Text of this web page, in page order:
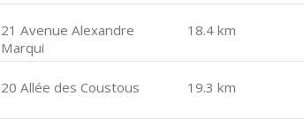
21 Avenue Alexandre
Marqui
18.4 km
20 Allée des Coustous 19.3 km